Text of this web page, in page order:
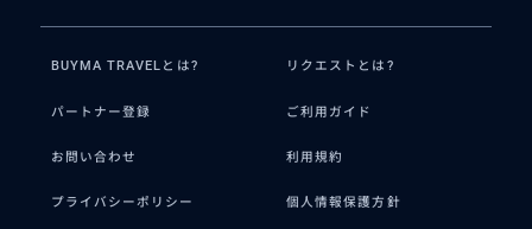
BUYMA TRAVELとは? リクエストとは?
パートナー登録 ご利用ガイド
お問い合わせ 利用規約
プライバシーポリシー 個人情報保護方針